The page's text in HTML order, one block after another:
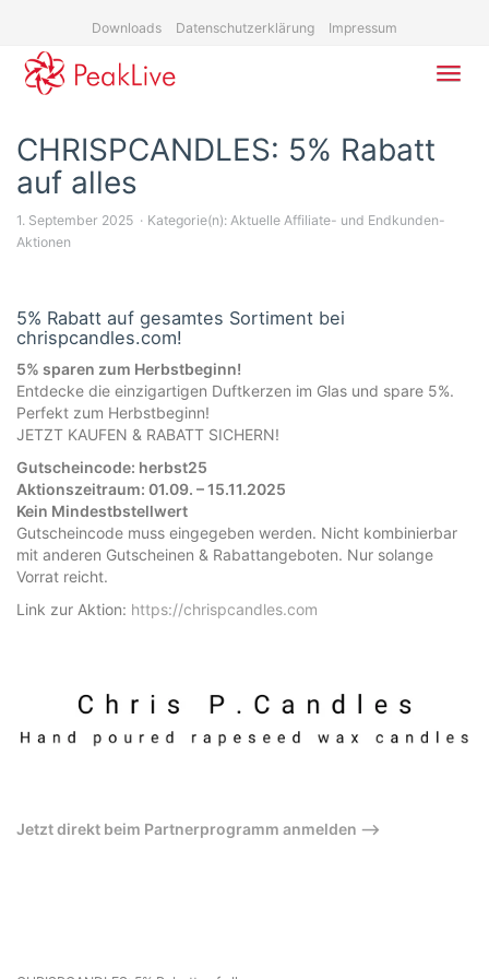
content
Downloads Datenschutzerklärung Impressum
CHRISPCANDLES: 5% Rabatt
auf alles
1. September 2025 Kategorie(n): Aktuelle Affiliate- und Endkunden-
Aktionen
5% Rabatt auf gesamtes Sortiment bei
chrispcandles.com!
5% sparen zum Herbstbeginn!
Entdecke die einzigartigen Duftkerzen im Glas und spare 5%.
Perfekt zum Herbstbeginn!
JETZT KAUFEN & RABATT SICHERN!
Gutscheincode: herbst25
Aktionszeitraum: 01.09. – 15.11.2025
Kein Mindestbstellwert
Gutscheincode muss eingegeben werden. Nicht kombinierbar
mit anderen Gutscheinen & Rabattangeboten. Nur solange
Vorrat reicht.
Link zur Aktion: https://chrispcandles.com
Jetzt direkt beim Partnerprogramm anmelden –>